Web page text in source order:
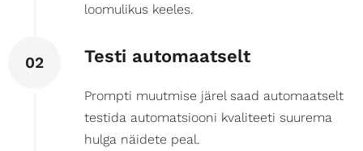
loomulikus keeles.
02 Testi automaatselt
Prompti muutmise järel saad automaatselt
testida automatsiooni kvaliteeti suurema
hulga näidete peal.